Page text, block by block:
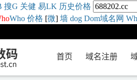
搜G 关健 易LK 历史价格
Who 价格 [微] 墙 dog Dom域名网